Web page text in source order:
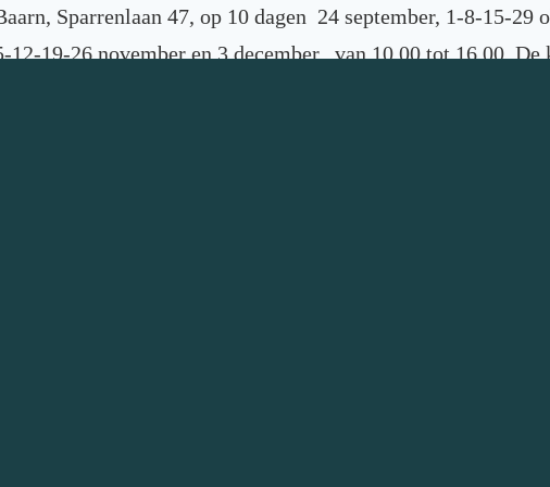
Sparrenlaan 47, op 10 dagen 24 september, 1-8-15-29
12-19-26 november en 3 december. van 10.00 tot 16.00. De